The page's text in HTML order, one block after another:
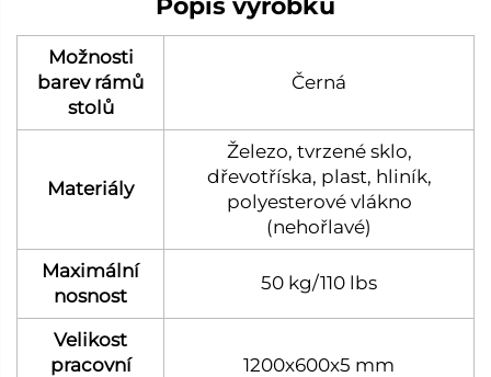
Možnosti
barev rámů
stolů
Černá
Materiály
Železo, tvrzené sklo,
dřevotříska, plast, hliník,
polyesterové vlákno
(nehořlavé)
Maximální
nosnost
50 kg/110 lbs
Velikost
pracovní
1200x600x5 mm